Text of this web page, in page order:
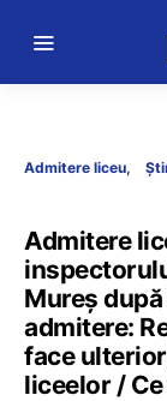
Admitere liceu
Admitere
Mureș
admitere:
face
liceelor /